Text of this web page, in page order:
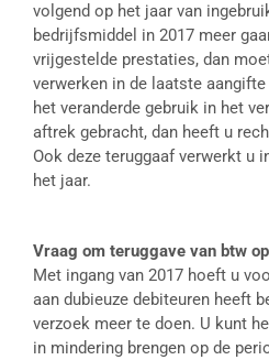
volgend op het jaar van
bedrijfsmiddel in 2017 meer
vrijgestelde prestaties, dan
verwerken in de laatste
het veranderde gebruik in het
aftrek gebracht, dan heeft u
Ook deze teruggaaf verwerkt u
het jaar.
Vraag om teruggave van btw
Met ingang van 2017 hoeft u
aan dubieuze debiteuren heeft
verzoek meer te doen. U kunt
in mindering brengen op de